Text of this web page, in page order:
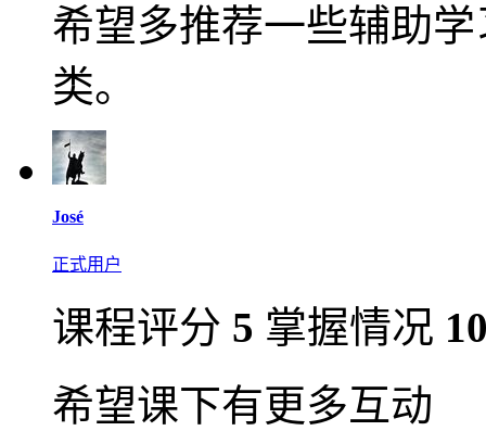
希望多推荐一些辅助
类。
José
正式用户
课程评分 5 掌握情况
希望课下有更多互动